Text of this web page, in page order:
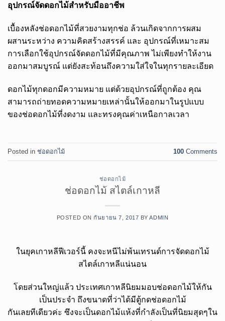
อุปกรณ์จัดดอกไม้สำหรับมืออาชีพ
เบื้องหลังช่อดอกไม้ที่สวยงามทุกช่อ ล้วนเกิดจากการผสม
ผสานระหว่าง ความคิดสร้างสรรค์ และ อุปกรณ์ที่เหมาะสม
การเลือกใช้อุปกรณ์จัดดอกไม้ที่มีคุณภาพ ไม่เพียงทำให้งาน
ออกมาสมบูรณ์ แต่ยังสะท้อนถึงความใส่ใจในทุกรายละเอียด
ดอกไม้ทุกดอกมีความหมาย แต่ด้วยอุปกรณ์ที่ถูกต้อง คุณ
สามารถถ่ายทอดความหมายเหล่านั้นให้ออกมาในรูปแบบ
ของช่อดอกไม้ที่งดงาม และทรงคุณค่าเหนือกาลเวลา
Posted in ช่อดอกไม้ 100 Comments
ช่อดอกไม้
ช่อดอกไม้ สไตล์เกาหลี
POSTED ON กันยายน 7, 2017 BYADMIN
ในยุคเกาหลีฟีเวอร์นี้ คงจะหนีไม่พ้นเทรนด์การจัดดอกไม้
สไตล์เกาหลีแน่นอน
โดยส่วนใหญ่แล้ว ประเทศเกาหลีนิยมมอบช่อดอกไม้ให้กัน
เป็นประจำ ถึงขนาดที่ว่าได้มีตู้กดช่อดอกไม้
กันเลยทีเดียวค่ะ ซึงจะเป็นดอกไม้แห้งที่กำลังเป็นที่นิยมสุดๆใน